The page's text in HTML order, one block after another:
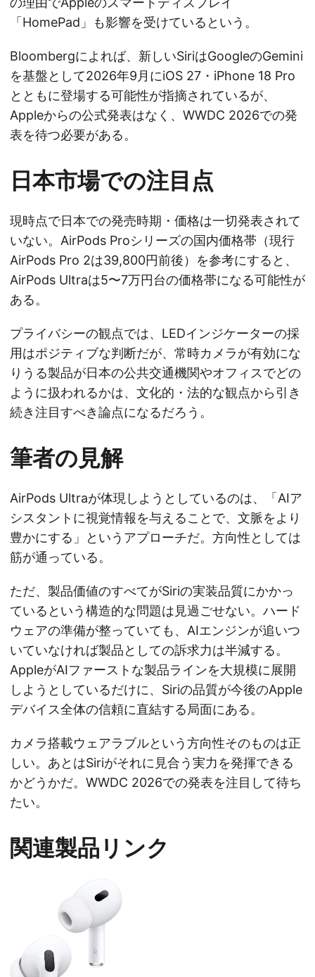
「HomePad」も影響を受けているという。
Bloombergによれば、新しいSiriはGoogleのGemini
を基盤として2026年9月にiOS 27・iPhone 18 Pro
とともに登場する可能性が指摘されているが、
Appleからの公式発表はなく、WWDC 2026での発
表を待つ必要がある。
日本市場での注目点
現時点で日本での発売時期・価格は一切発表されて
いない。AirPods Proシリーズの国内価格帯（現行
AirPods Pro 2は39,800円前後）を参考にすると、
AirPods Ultraは5〜7万円台の価格帯になる可能性が
ある。
プライバシーの観点では、LEDインジケーターの採
用はポジティブな判断だが、常時カメラが有効にな
りうる製品が日本の公共交通機関やオフィスでどの
ように扱われるかは、文化的・法的な観点から引き
続き注目すべき論点になるだろう。
筆者の見解
AirPods Ultraが体現しようとしているのは、「AIア
シスタントに視覚情報を与えることで、文脈をより
豊かにする」というアプローチだ。方向性としては
筋が通っている。
ただ、製品価値のすべてがSiriの実装品質にかかっ
ているという構造的な問題は見過ごせない。ハード
ウェアの準備が整っていても、AIエンジンが追いつ
いていなければ製品としての訴求力は半減する。
AppleがAIファーストな製品ラインを大規模に展開
しようとしているだけに、Siriの品質が今後のApple
デバイス全体の信頼に直結する局面にある。
カメラ搭載ウェアラブルという方向性そのものは正
しい。あとはSiriがそれに見合う実力を発揮できる
かどうかだ。WWDC 2026での発表を注目して待ち
たい。
関連製品リンク